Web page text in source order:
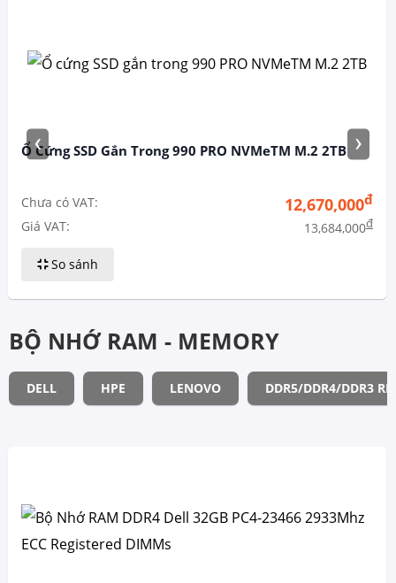
Ổ Cứng SSD Gắn Trong 990 PRO NVMeTM M.2 2TB
Chưa có VAT: 12,670,000đ
Giá VAT: 13,684,000đ
So sánh
‹ ›
BỘ NHỚ RAM - MEMORY
DELL HPE LENOVO DDR5/DDR4/DDR3